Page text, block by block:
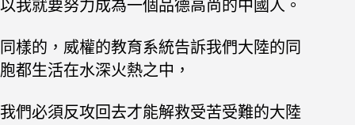
以我就要努力成為一個品德高尚的中國人。
同樣的，威權的教育系統告訴我們大陸的同
胞都生活在水深火熱之中，
我們必須反攻回去才能解救受苦受難的大陸